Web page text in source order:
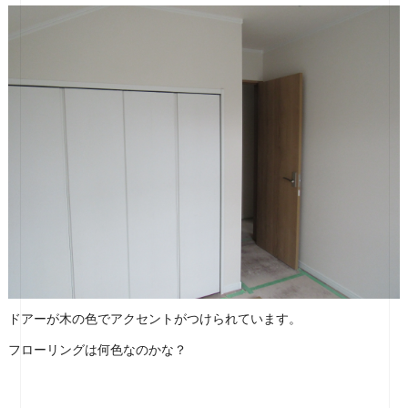
ドアーが木の色でアクセントがつけられています。
フローリングは何色なのかな？